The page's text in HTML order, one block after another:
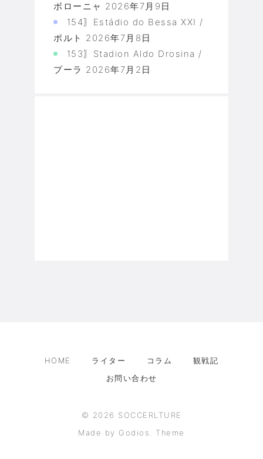
ボローニャ 2026年7月9日
154〗Estádio do Bessa XXI /
ポルト 2026年7月8日
153〗Stadion Aldo Drosina /
プーラ 2026年7月2日
HOME ライター コラム
観戦記
お問い合わせ
© 2026 SOCCERLTURE
Made by Godios. Theme